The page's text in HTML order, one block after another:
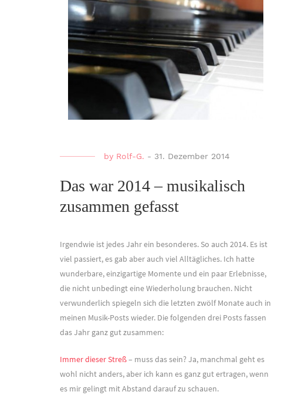
by Rolf-G. - 31. Dezember 2014
Das war 2014 – musikalisch
zusammen gefasst
Irgendwie ist jedes Jahr ein besonderes. So auch 2014. Es ist
viel passiert, es gab aber auch viel Alltägliches. Ich hatte
wunderbare, einzigartige Momente und ein paar Erlebnisse,
die nicht unbedingt eine Wiederholung brauchen. Nicht
verwunderlich spiegeln sich die letzten zwölf Monate auch in
meinen Musik-Posts wieder. Die folgenden drei Posts fassen
das Jahr ganz gut zusammen:
Immer dieser Streß– muss das sein? Ja, manchmal geht es
wohl nicht anders, aber ich kann es ganz gut ertragen, wenn
es mir gelingt mit Abstand darauf zu schauen.